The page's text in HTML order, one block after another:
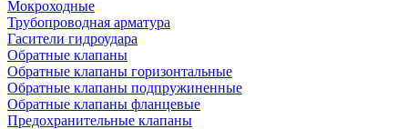
Мокроходные
Трубопроводная арматура
Гасители гидроудара
Обратные клапаны
Обратные клапаны горизонтальные
Обратные клапаны подпружиненные
Обратные клапаны фланцевые
Предохранительные клапаны